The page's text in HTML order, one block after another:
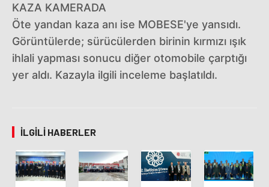
KAZA KAMERADA
Öte yandan kaza anı ise MOBESE'ye yansıdı.
Görüntülerde; sürücülerden birinin kırmızı ışık
ihlali yapması sonucu diğer otomobile çarptığı
yer aldı. Kazayla ilgili inceleme başlatıldı.
İLGILI HABERLER